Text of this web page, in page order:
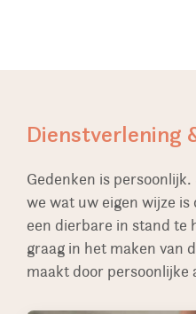
Dienstverlening
Gedenken is
we wat uw eigen wijze
een dierbare in stand te
graag in het maken van
maakt door persoonlijke